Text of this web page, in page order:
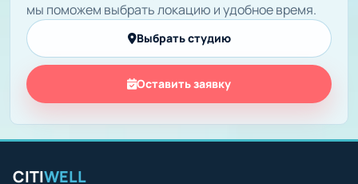
мы поможем выбрать локацию и удобное время.
Выбрать студию
Оставить заявку
CITIWELL